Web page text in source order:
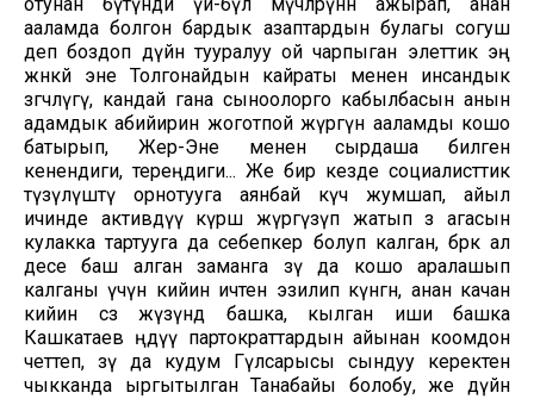
ааламда болгон бардык азаптардын булагы согуш
деп боздоп дүйнө тууралуу ой чарпыган элеттик эң
жөнөкөй эне Толгонайдын кайраты менен инсандык
өзгөчөлүгү, кандай гана сыноолорго кабылбасын анын
адамдык абийирин жоготпой жүрөгүнө ааламды кошо
батырып, Жер-Эне менен сырдаша билген
кенендиги, тереңдиги... Же бир кезде социалисттик
түзүлүштү орнотууга аянбай күч жумшап, айыл
ичинде активдүү күрөш жүргүзүп жатып өз агасын
кулакка тартууга да себепкер болуп калган, бөрк ал
десе баш алган заманга өзү да кошо аралашып
калганы үчүн кийин ичтен эзилип өкүнгөн, анан качан
кийин сөз жүзүндө башка, кылган иши башка
Кашкатаев өңдүү партократтардын айынан коомдон
четтеп, өзү да кудум Гүлсарысы сындуу керектен
чыкканда ыргытылган Танабайы болобу, же дүйнө